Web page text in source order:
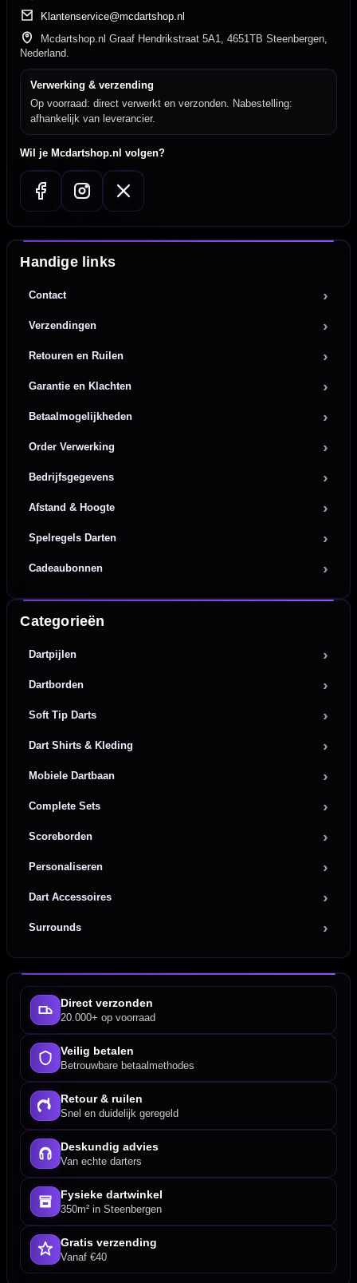
Klantenservice@mcdartshop.nl
Mcdartshop.nl Graaf Hendrikstraat 5A1, 4651TB Steenbergen,
Nederland.
Verwerking & verzending
Op voorraad: direct verwerkt en verzonden. Nabestelling:
afhankelijk van leverancier.
Wil je Mcdartshop.nl volgen?
Handige links
Contact
Verzendingen
Retouren en Ruilen
Garantie en Klachten
Betaalmogelijkheden
Order Verwerking
Bedrijfsgegevens
Afstand & Hoogte
Spelregels Darten
Cadeaubonnen
Categorieën
Dartpijlen
Dartborden
Soft Tip Darts
Dart Shirts & Kleding
Mobiele Dartbaan
Complete Sets
Scoreborden
Personaliseren
Dart Accessoires
Surrounds
Direct verzonden
20.000+ op voorraad
Veilig betalen
Betrouwbare betaalmethodes
Retour & ruilen
Snel en duidelijk geregeld
Deskundig advies
Van echte darters
Fysieke dartwinkel
350m² in Steenbergen
Gratis verzending
Vanaf €40